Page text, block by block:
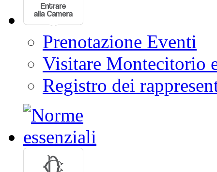
Prenotazione Eventi
Visitare Montecitorio
Registro dei